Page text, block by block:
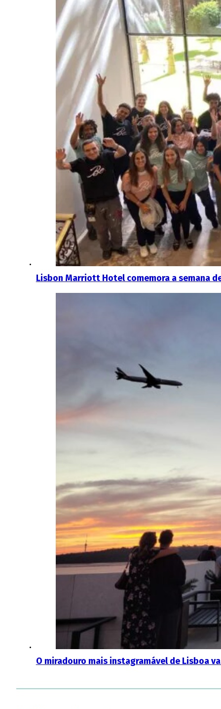
Lisbon Marriott Hotel comemora a semana
O miradouro mais instagramável de Lisboa